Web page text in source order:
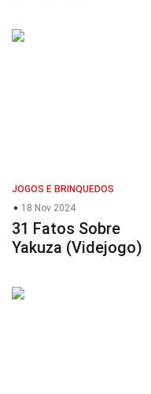
JOGOS E BRINQUEDOS
18 Nov 2024
31 Fatos Sobre
Yakuza (Videjogo)